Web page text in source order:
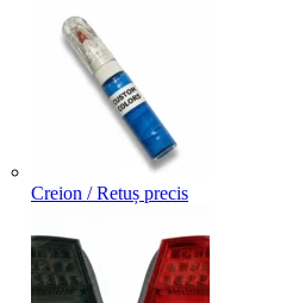
Creion / Retuș precis